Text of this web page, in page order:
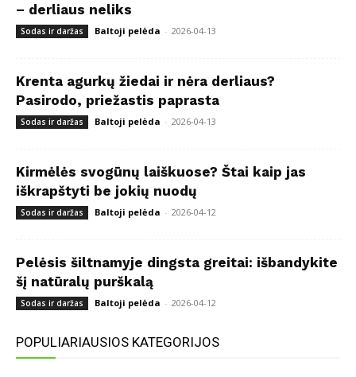
– derliaus neliks
Sodas ir daržas Baltoji pelėda - 2026-04-13
Krenta agurkų žiedai ir nėra derliaus?
Pasirodo, priežastis paprasta
Sodas ir daržas Baltoji pelėda - 2026-04-13
Kirmėlės svogūnų laiškuose? Štai kaip jas
iškrapštyti be jokių nuodų
Sodas ir daržas Baltoji pelėda - 2026-04-12
Pelėsis šiltnamyje dingsta greitai: išbandykite
šį natūralų purškalą
Sodas ir daržas Baltoji pelėda - 2026-04-12
POPULIARIAUSIOS KATEGORIJOS